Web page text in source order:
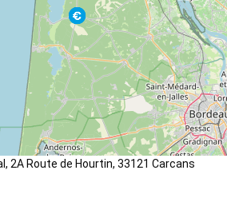
2A Route de Hourtin, 33121 Carcans